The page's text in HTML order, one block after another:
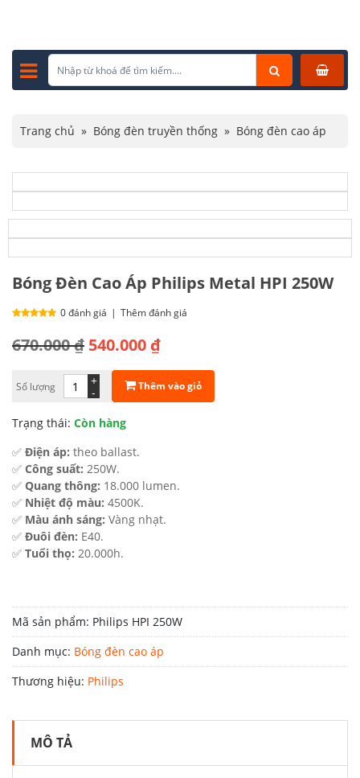
Trang chủ » Bóng đèn truyền thống » Bóng đèn cao áp
Bóng Đèn Cao Áp Philips Metal HPI 250W
0 đánh giá | Thêm đánh giá
670.000₫
Giá
là:
670.000 ₫.
540.000 ₫
Giá
tại
là:
540.000 ₫.
Số lượng -
+ Thêm vào giỏ
Trạng thái: Còn hàng
✅ Điện áp: theo ballast.
✅ Công suất: 250W.
✅ Quang thông: 18.000 lumen.
✅ Nhiệt độ màu: 4500K.
✅ Màu ánh sáng: Vàng nhạt.
✅ Đuôi đèn: E40.
✅ Tuổi thọ: 20.000h.
Mã sản phẩm: Philips HPI 250W
Danh mục: Bóng đèn cao áp
Thương hiệu: Philips
MÔ TẢ